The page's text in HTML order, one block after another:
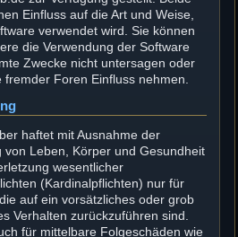
Einfluss auf die Art und Weise,
verwendet wird. Sie können
die Verwendung der Software
Zwecke nicht untersagen oder
fremder Foren Einfluss nehmen.
haftet mit Ausnahme der
von Leben, Körper und Gesundheit
wesentlicher
(Kardinalpflichten) nur für
auf ein vorsätzliches oder grob
Verhalten zurückzuführen sind.
für mittelbare Folgeschäden wie